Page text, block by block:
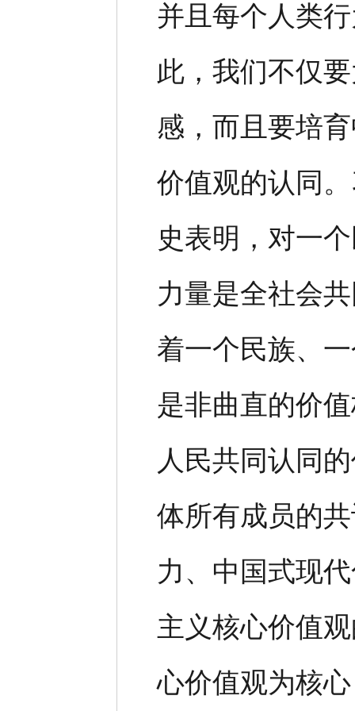
并且每个人类
此，我们不仅
感，而且要培
价值观的认同
史表明，对一
力量是全社会
着一个民族、
是非曲直的价
人民共同认同
体所有成员的
力、中国式现
主义核心价值
心价值观为核